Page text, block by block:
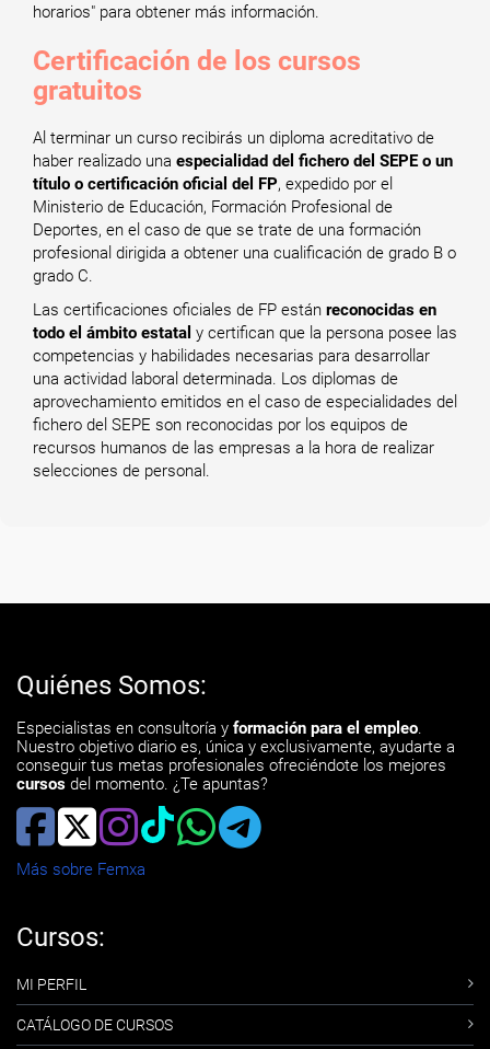
horarios" para obtener más información.
Certificación de los cursos
gratuitos
Al terminar un curso recibirás un diploma acreditativo de
haber realizado una especialidad del fichero del SEPE o un
título o certificación oficial del FP, expedido por el
Ministerio de Educación, Formación Profesional de
Deportes, en el caso de que se trate de una formación
profesional dirigida a obtener una cualificación de grado B o
grado C.
Las certificaciones oficiales de FP están reconocidas en
todo el ámbito estatal y certifican que la persona posee las
competencias y habilidades necesarias para desarrollar
una actividad laboral determinada. Los diplomas de
aprovechamiento emitidos en el caso de especialidades del
fichero del SEPE son reconocidas por los equipos de
recursos humanos de las empresas a la hora de realizar
selecciones de personal.
Quiénes Somos:
Especialistas en consultoría y formación para el empleo.
Nuestro objetivo diario es, única y exclusivamente, ayudarte a
conseguir tus metas profesionales ofreciéndote los mejores
cursos del momento. ¿Te apuntas?
Más sobre Femxa
Cursos:
MI PERFIL
CATÁLOGO DE CURSOS